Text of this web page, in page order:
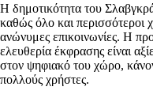
Η δημοτικότητα του
καθώς όλο και περισσότεροι
ανώνυμες επικοινωνίες. Η
ελευθερία έκφρασης είναι
στον ψηφιακό του χώρο,
πολλούς χρήστες.